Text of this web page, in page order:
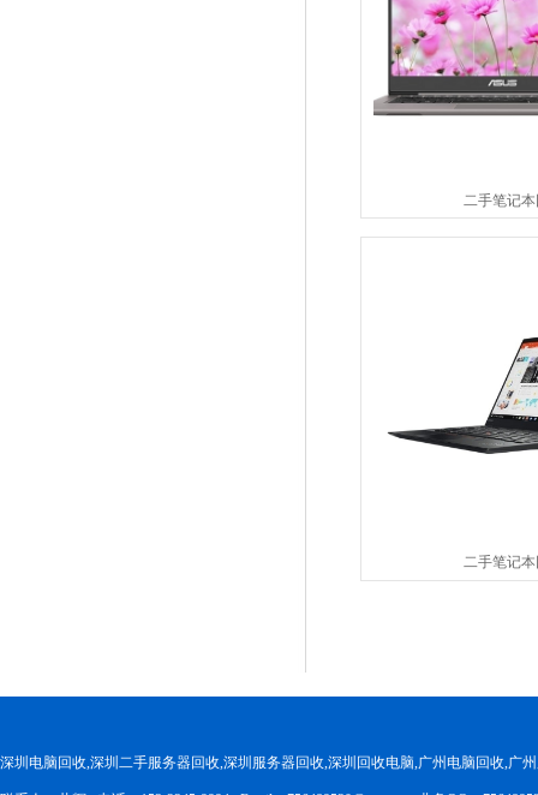
二手笔记
二手笔记
深圳电脑回收,深圳二手服务器回收,深圳服务器回收,深圳回收电脑,广州电脑回收,广